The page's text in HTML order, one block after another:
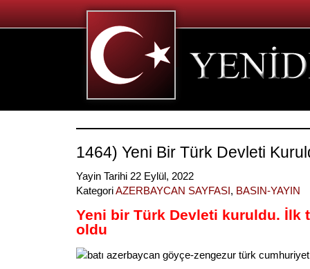
1464) Yeni Bir Türk Devleti
Yayin Tarihi 22 Eylül, 2022
KategoriAZERBAYCAN SAYFASI, BASIN-YAYIN
Yeni bir Türk Devleti kuruldu. İlk
oldu